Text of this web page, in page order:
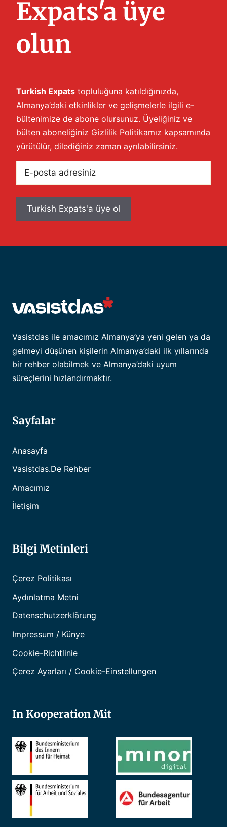
Expats'a üye
olun
Turkish Expats topluluğuna katıldığınızda,
Almanya’daki etkinlikler ve gelişmelerle ilgili e-
bültenimize de abone olursunuz. Üyeliğiniz ve
bülten aboneliğiniz Gizlilik Politikamız kapsamında
yürütülür, dilediğiniz zaman ayrılabilirsiniz.
posta
Vasistdas ile amacımız Almanya’ya yeni gelen ya da
gelmeyi düşünen kişilerin Almanya’daki ilk yıllarında
bir rehber olabilmek ve Almanya’daki uyum
süreçlerini hızlandırmaktır.
Sayfalar
Anasayfa
Vasistdas.de Rehber
Amacımız
İletişim
Bilgi Metinleri
Çerez Politikası
Aydınlatma Metni
Datenschutzerklärung
Impressum / Künye
Cookie-Richtlinie
Çerez Ayarları / Cookie-Einstellungen
In Kooperation Mit